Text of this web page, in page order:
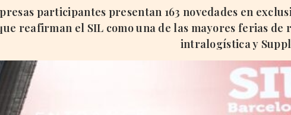
participantes presentan 163 novedades en
reafirman el SIL como una de las mayores ferias
intralogística y